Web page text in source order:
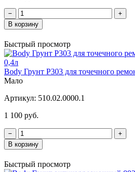
−
+
В корзину
Быстрый просмотр
Body Грунт P303 для точечного
Мало
Артикул: 510.02.0000.1
1 100 руб.
−
+
В корзину
Быстрый просмотр